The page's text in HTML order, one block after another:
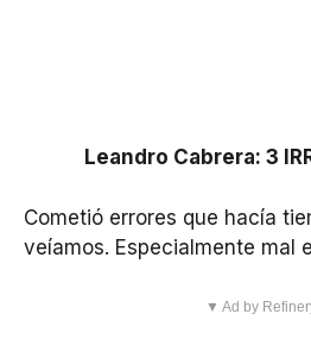
Leandro Cabrera: 3
Cometió errores que hacía
veíamos. Especialmente mal
▼ Ad by